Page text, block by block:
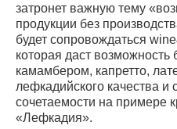
затронет важную тему
продукции без
будет сопровождаться
которая даст возможность
камамбером, капретто,
лефкадийского качества
сочетаемости на примере
«Лефкадия».